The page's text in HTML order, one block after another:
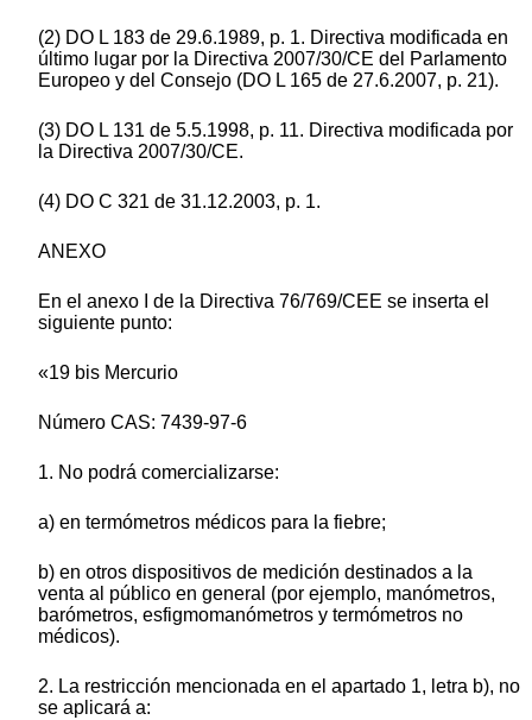
(2) DO L 183 de 29.6.1989, p. 1. Directiva modificada en
último lugar por la Directiva 2007/30/CE del Parlamento
Europeo y del Consejo (DO L 165 de 27.6.2007, p. 21).
(3) DO L 131 de 5.5.1998, p. 11. Directiva modificada por
la Directiva 2007/30/CE.
(4) DO C 321 de 31.12.2003, p. 1.
ANEXO
En el anexo I de la Directiva 76/769/CEE se inserta el
siguiente punto:
«19 bis Mercurio
Número CAS: 7439-97-6
1. No podrá comercializarse:
a) en termómetros médicos para la fiebre;
b) en otros dispositivos de medición destinados a la
venta al público en general (por ejemplo, manómetros,
barómetros, esfigmomanómetros y termómetros no
médicos).
2. La restricción mencionada en el apartado 1, letra b), no
se aplicará a: